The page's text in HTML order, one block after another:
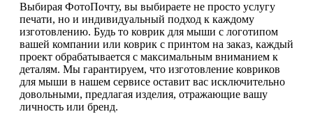
Выбирая ФотоПочту, вы выбираете не просто услугу
печати, но и индивидуальный подход к каждому
изготовлению. Будь то коврик для мыши с логотипом
вашей компании или коврик с принтом на заказ, каждый
проект обрабатывается с максимальным вниманием к
деталям. Мы гарантируем, что изготовление ковриков
для мыши в нашем сервисе оставит вас исключительно
довольными, предлагая изделия, отражающие вашу
личность или бренд.